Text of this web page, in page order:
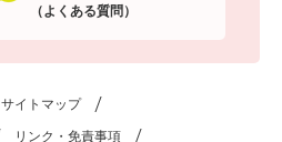
（よくある質問）
サイトマップ
リンク・免責事項